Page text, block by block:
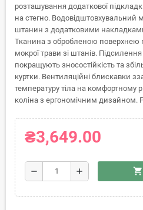
розташування додаткової
на стегно. Водовідштовхувальний
штанин з додатковими
Тканина з обробленою поверхнею
мокрої трави зі штанів.
покращують зносостійкість та
куртки. Вентиляційні блискавки
температуру тіла на комфортному
коліна з ергономічним дизайном.
₴3,649.00
remove add shopping_cart